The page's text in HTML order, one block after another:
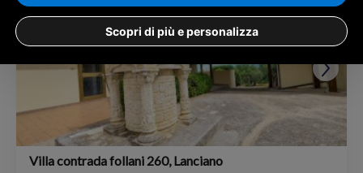
Villa contrada follani 260, Lanciano
Scopri di più e personalizza